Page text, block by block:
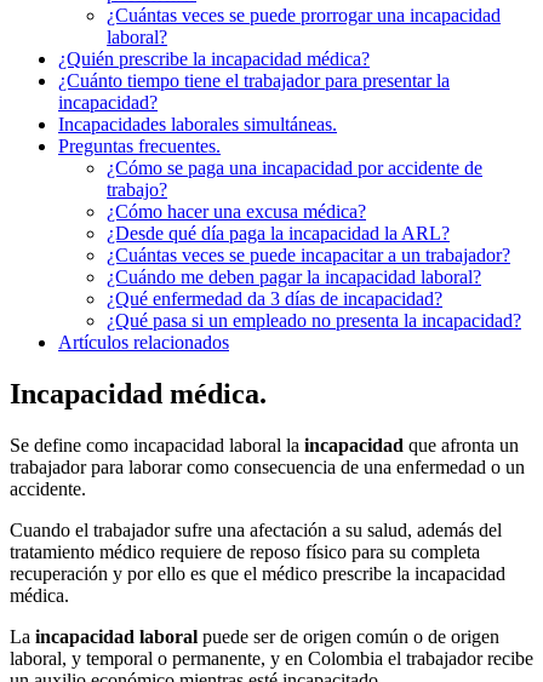
¿Cuántas veces se puede prorrogar una incapacidad
laboral?
¿Quién prescribe la incapacidad médica?
¿Cuánto tiempo tiene el trabajador para presentar la
incapacidad?
Incapacidades laborales simultáneas.
Preguntas frecuentes.
¿Cómo se paga una incapacidad por accidente de
trabajo?
¿Cómo hacer una excusa médica?
¿Desde qué día paga la incapacidad la ARL?
¿Cuántas veces se puede incapacitar a un trabajador?
¿Cuándo me deben pagar la incapacidad laboral?
¿Qué enfermedad da 3 días de incapacidad?
¿Qué pasa si un empleado no presenta la incapacidad?
Artículos relacionados
Incapacidad médica.
Se define como incapacidad laboral la incapacidad que afronta un
trabajador para laborar como consecuencia de una enfermedad o un
accidente.
Cuando el trabajador sufre una afectación a su salud, además del
tratamiento médico requiere de reposo físico para su completa
recuperación y por ello es que el médico prescribe la incapacidad
médica.
La incapacidad laboral puede ser de origen común o de origen
laboral, y temporal o permanente, y en Colombia el trabajador recibe